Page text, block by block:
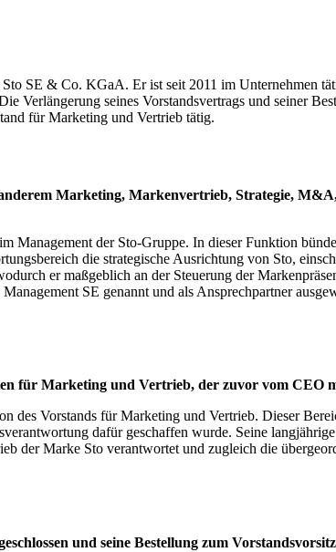
SE & Co. KGaA. Er ist seit 2011 im Unternehmen
seines Vorstandsvertrags und seiner
für Marketing und Vertrieb tätig.
Marketing, Markenvertrieb, Strategie,
Management der Sto-Gruppe. In dieser Funktion
die strategische Ausrichtung von Sto,
er maßgeblich an der Steuerung der
SE genannt und als Ansprechpartner
für Marketing und Vertrieb, der zuvor vom CEO
des Vorstands für Marketing und Vertrieb. Dieser
dafür geschaffen wurde. Seine
Marke Sto verantwortet und zugleich die
und seine Bestellung zum